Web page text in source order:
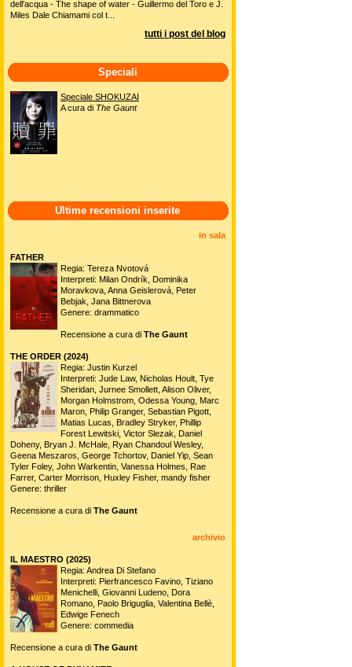
dell'acqua - The shape of water - Guillermo del Toro e J.
Miles Dale Chiamami col t...
tutti i post del blog
Speciali
Speciale SHOKUZAI
A cura di The Gaunt
Ultime recensioni inserite
in sala
FATHER
Regia: Tereza Nvotová
Interpreti: Milan Ondrík, Dominika
Moravkova, Anna Geislerová, Peter
Bebjak, Jana Bittnerova
Genere: drammatico
Recensione a cura di The Gaunt
THE ORDER (2024)
Regia: Justin Kurzel
Interpreti: Jude Law, Nicholas Hoult, Tye
Sheridan, Jurnee Smollett, Alison Oliver,
Morgan Holmstrom, Odessa Young, Marc
Maron, Philip Granger, Sebastian Pigott,
Matias Lucas, Bradley Stryker, Phillip
Forest Lewitski, Victor Slezak, Daniel
Doheny, Bryan J. McHale, Ryan Chandoul Wesley,
Geena Meszaros, George Tchortov, Daniel Yip, Sean
Tyler Foley, John Warkentin, Vanessa Holmes, Rae
Farrer, Carter Morrison, Huxley Fisher, mandy fisher
Genere: thriller
Recensione a cura di The Gaunt
archivio
IL MAESTRO (2025)
Regia: Andrea Di Stefano
Interpreti: Pierfrancesco Favino, Tiziano
Menichelli, Giovanni Ludeno, Dora
Romano, Paolo Briguglia, Valentina Bellè,
Edwige Fenech
Genere: commedia
Recensione a cura di The Gaunt